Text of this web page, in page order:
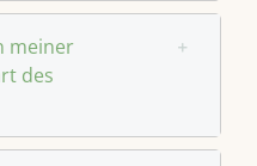
meiner
des